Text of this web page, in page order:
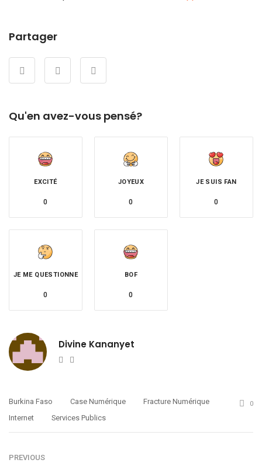
Partager
Qu'en avez-vous pensé?
EXCITÉ
0
JOYEUX
0
JE SUIS FAN
0
JE ME QUESTIONNE
0
BOF
0
Divine Kananyet
Website
Burkina Faso Case Numérique
Fracture Numérique
Internet
Services Publics
0
PREVIOUS